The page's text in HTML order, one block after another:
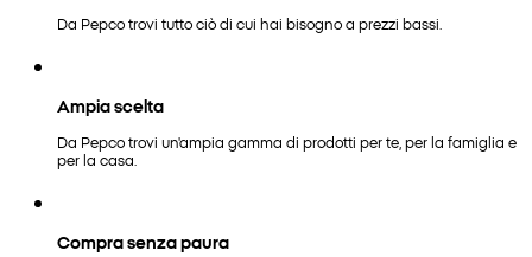
Da Pepco trovi tutto ciò di cui hai bisogno a prezzi bassi.
Ampia scelta
Da Pepco trovi un'ampia gamma di prodotti per te, per la famiglia e
per la casa.
Compra senza paura